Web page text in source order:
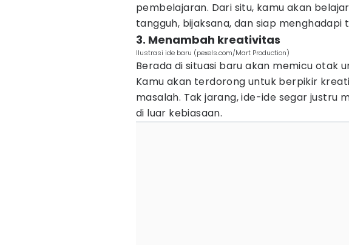
pembelajaran. Dari situ, kamu akan
tangguh, bijaksana, dan siap
3. Menambah kreativitas
Ilustrasi ide baru (pexels.com/Mart Production)
Berada di situasi baru akan memicu otak
Kamu akan terdorong untuk berpikir
masalah. Tak jarang, ide-ide segar justru
di luar kebiasaan.